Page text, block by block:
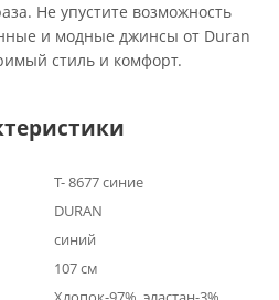
Не упустите возможность
и модные джинсы от Duran
стиль и комфорт.
Т- 8677 синие
DURAN
синий
107 см